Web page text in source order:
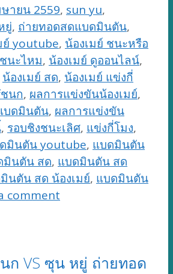
ษายน 2559, sun yu,
ยู่, ถ่ายทอดสดแบดมินตัน,
ย์ youtube, น้องเมย์ ชนะหรือ
นะไหม, น้องเมย์ ดูออนไลน์,
น้องเมย์ สด, น้องเมย์ แข่งกี่
นก, ผลการแข่งขันน้องเมย์,
บดมินตัน, ผลการแข่งขัน
, รอบชิงชนะเลิศ, แข่งกี่โมง,
มินตัน youtube, แบดมินตัน
มินตัน สด, แบดมินตัน สด
นตัน สด น้องเมย์, แบดมินตัน
comment
ก VS ซุน หยู่ ถ่ายทอด